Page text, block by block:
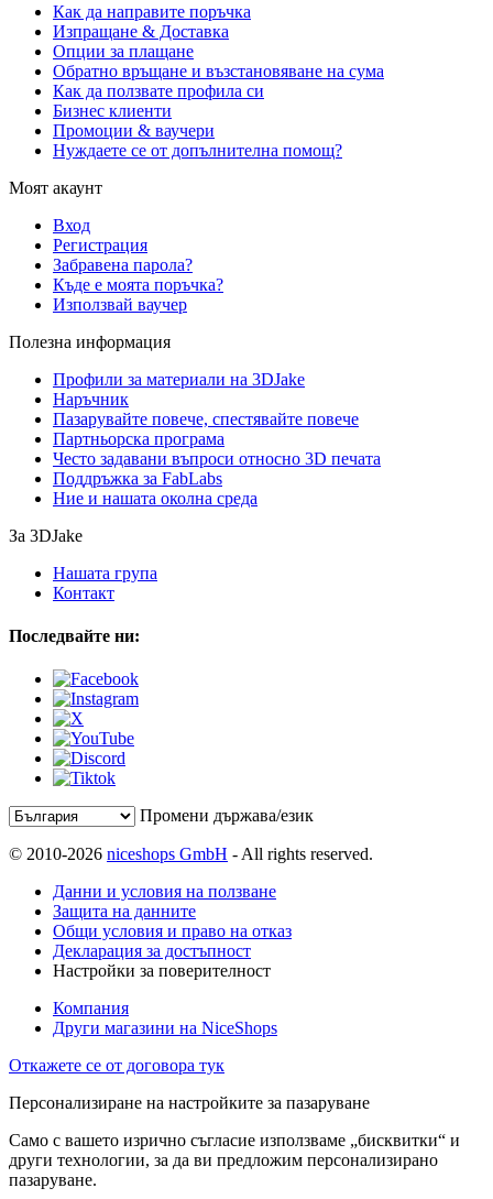
Как да направите поръчка
Изпращане & Доставка
Опции за плащане
Обратно връщане и възстановяване на сума
Как да ползвате профила си
Бизнес клиенти
Промоции & ваучери
Нуждаете се от допълнителна помощ?
Моят акаунт
Вход
Регистрация
Забравена парола?
Къде е моята поръчка?
Използвай ваучер
Полезна информация
Профили за материали на 3DJake
Наръчник
Пазарувайте повече, спестявайте повече
Партньорска програма
Често задавани въпроси относно 3D печата
Поддръжка за FabLabs
Ние и нашата околна среда
За 3DJake
Нашата група
Контакт
Последвайте ни:
Промени държава/език
© 2010-2026 niceshops GmbH - All rights reserved.
Данни и условия на ползване
Защита на данните
Общи условия и право на отказ
Декларация за достъпност
Настройки за поверителност
Компания
Други магазини на NiceShops
Откажете се от договора тук
Персонализиране на настройките за пазаруване
Само с вашето изрично съгласие използваме „бисквитки“ и
други технологии, за да ви предложим персонализирано
пазаруване.